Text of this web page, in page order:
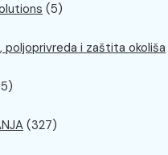
(5)
poljoprivreda i zaštita okoliša
(327)